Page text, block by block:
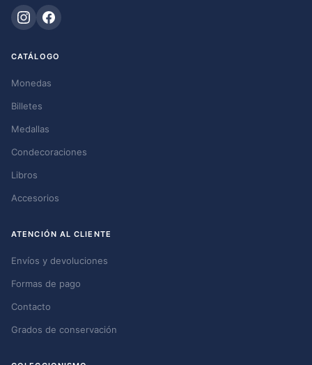
CATÁLOGO
Monedas
Billetes
Medallas
Condecoraciones
Libros
Accesorios
ATENCIÓN AL CLIENTE
Envíos y devoluciones
Formas de pago
Contacto
Grados de conservación